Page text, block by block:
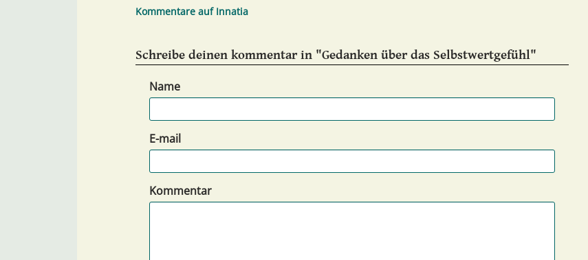
Kommentare auf Innatia
Schreibe deinen kommentar in "Gedanken über das Selbstwertgefühl"
Name
E-mail
Kommentar